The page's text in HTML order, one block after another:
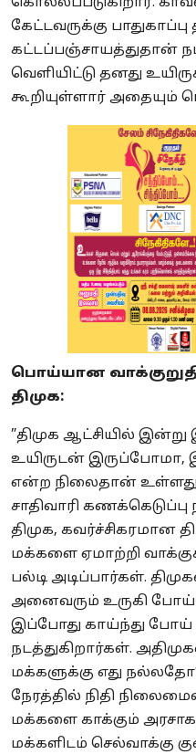
கேட்டவருக்கு
கட்டப்பஞ்சாயத்துதான்
வெளியிட்டு தனது
கூறியுள்ளார் அதையும்
பொய்யான
திமுக:
”திமுக ஆட்சியில்
உயிருடன் இருப்போமா,
என்ற நிலைதான் உள்ளது.
சாதிவாரி
திமுக, கவர்ச்சிகரமான
மக்களை ஏமாற்றி
பல்டி அடிப்பார்கள்.
அனைவரும் உருகி போய்
இப்போது காய்ந்து போய்
நடத்துகிறார்கள்.
மக்களுக்கு எது
நேரத்தில் நிதி
மக்களை காக்கும்
மக்களிடம் செல்வாக்கு